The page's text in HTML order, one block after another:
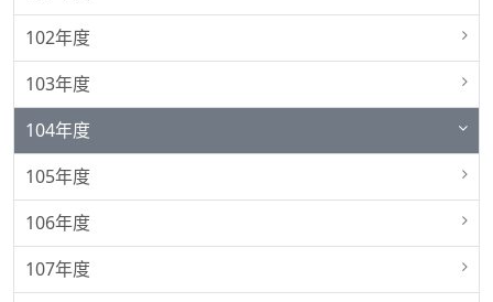
102年度
103年度
104年度
105年度
106年度
107年度